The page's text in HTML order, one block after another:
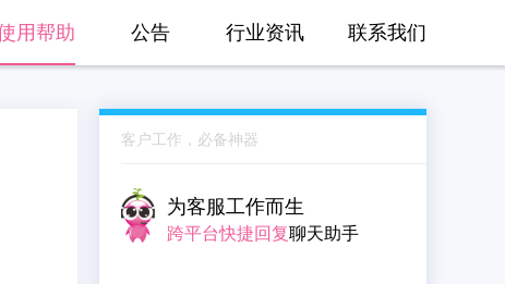
用帮助 公告 行业资讯 联系我们
客户工作，必备神器
为客服工作而生
跨平台快捷回复聊天助手